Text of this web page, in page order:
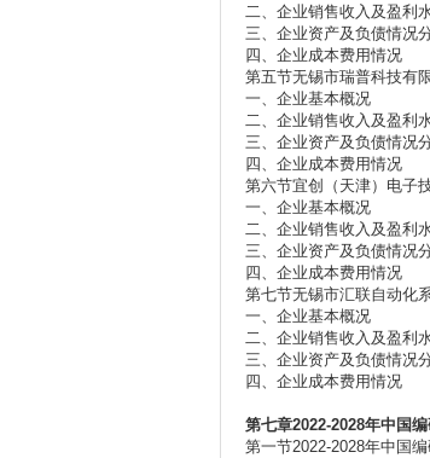
二、企业销售收入及盈利
三、企业资产及负债情况
四、企业成本费用情况
第五节无锡市瑞普科技有
一、企业基本概况
二、企业销售收入及盈利
三、企业资产及负债情况
四、企业成本费用情况
第六节宜创（天津）电子
一、企业基本概况
二、企业销售收入及盈利
三、企业资产及负债情况
四、企业成本费用情况
第七节无锡市汇联自动化
一、企业基本概况
二、企业销售收入及盈利
三、企业资产及负债情况
四、企业成本费用情况
第七章2022-2028年中国
第一节2022-2028年中国